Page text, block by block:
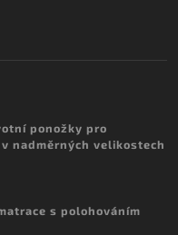
ponožky pro
nadměrných velikostech
s polohováním